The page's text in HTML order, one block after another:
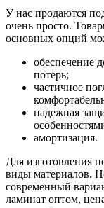
У нас продаются
очень просто.
основных опций
обеспечение
потерь;
частичное
надежная
амортизация.
Для изготовления
виды материалов.
современный
ламинат оптом,